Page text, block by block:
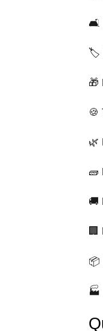
🛋️
🏷️
🎁
🍪
🌿
🧱
🚚
🏢
📦
🏭